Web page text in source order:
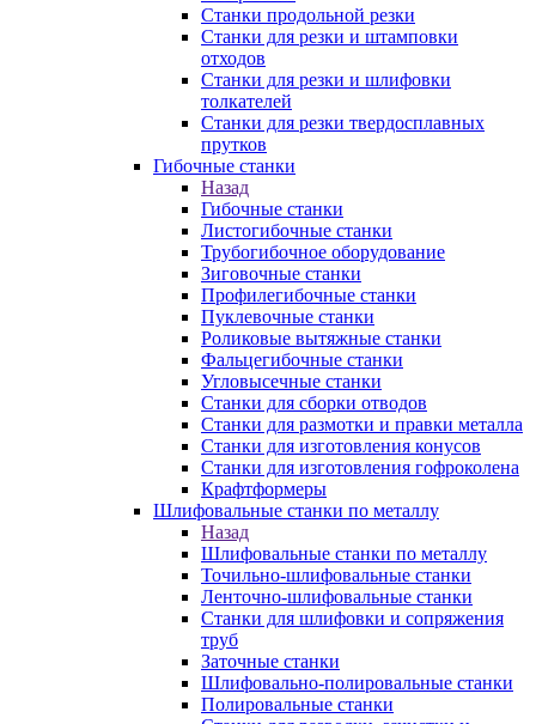
Станки продольной резки
Станки для резки и штамповки
отходов
Станки для резки и шлифовки
толкателей
Станки для резки твердосплавных
прутков
Гибочные станки
Назад
Гибочные станки
Листогибочные станки
Трубогибочное оборудование
Зиговочные станки
Профилегибочные станки
Пуклевочные станки
Роликовые вытяжные станки
Фальцегибочные станки
Угловысечные станки
Станки для сборки отводов
Станки для размотки и правки металла
Станки для изготовления конусов
Станки для изготовления гофроколена
Крафтформеры
Шлифовальные станки по металлу
Назад
Шлифовальные станки по металлу
Точильно-шлифовальные станки
Ленточно-шлифовальные станки
Станки для шлифовки и сопряжения
труб
Заточные станки
Шлифовально-полировальные станки
Полировальные станки